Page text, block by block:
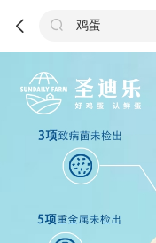
  鸡蛋
商品